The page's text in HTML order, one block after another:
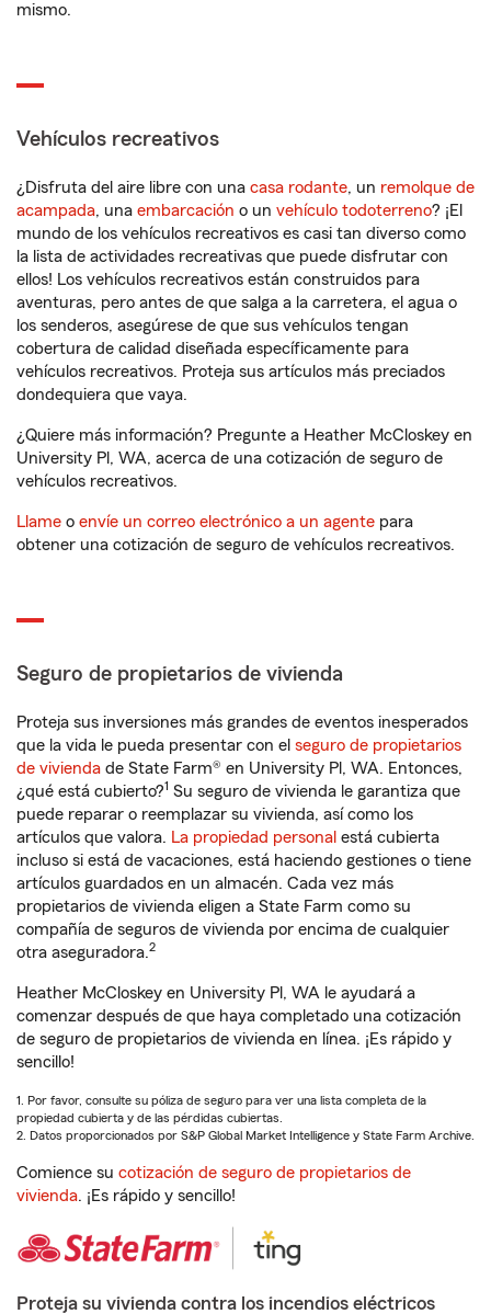
mismo.
Vehículos recreativos
¿Disfruta del aire libre con una casa rodante, un remolque de
acampada, una embarcación o un vehículo todoterreno? ¡El
mundo de los vehículos recreativos es casi tan diverso como
la lista de actividades recreativas que puede disfrutar con
ellos! Los vehículos recreativos están construidos para
aventuras, pero antes de que salga a la carretera, el agua o
los senderos, asegúrese de que sus vehículos tengan
cobertura de calidad diseñada específicamente para
vehículos recreativos. Proteja sus artículos más preciados
dondequiera que vaya.
¿Quiere más información? Pregunte a Heather McCloskey en
University Pl, WA, acerca de una cotización de seguro de
vehículos recreativos.
Llame o envíe un correo electrónico a un agente para
obtener una cotización de seguro de vehículos recreativos.
Seguro de propietarios de vivienda
Proteja sus inversiones más grandes de eventos inesperados
que la vida le pueda presentar con el seguro de propietarios
de vivienda de State Farm® en University Pl, WA. Entonces,
¿qué está cubierto?1 Su seguro de vivienda le garantiza que
puede reparar o reemplazar su vivienda, así como los
artículos que valora. La propiedad personal está cubierta
incluso si está de vacaciones, está haciendo gestiones o tiene
artículos guardados en un almacén. Cada vez más
propietarios de vivienda eligen a State Farm como su
compañía de seguros de vivienda por encima de cualquier
otra aseguradora.2
Heather McCloskey en University Pl, WA le ayudará a
comenzar después de que haya completado una cotización
de seguro de propietarios de vivienda en línea. ¡Es rápido y
sencillo!
1. Por favor, consulte su póliza de seguro para ver una lista completa de la
propiedad cubierta y de las pérdidas cubiertas.
2. Datos proporcionados por S&P Global Market Intelligence y State Farm Archive.
Comience su cotización de seguro de propietarios de
vivienda. ¡Es rápido y sencillo!
Proteja su vivienda contra los incendios eléctricos